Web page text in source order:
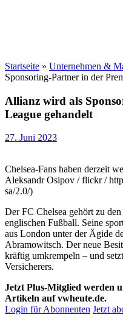
Startseite » Unternehmen &
Sponsoring-Partner in der
Allianz wird als
League gehandelt
27. Juni 2023
Chelsea-Fans haben derzeit
Aleksandr Osipov / flickr /
sa/2.0/)
Der FC Chelsea gehört zu
englischen Fußball. Seine
aus London unter der Ägide
Abramowitsch. Der neue
kräftig umkrempeln – und
Versicherers.
Jetzt Plus-Mitglied werden
Artikeln auf vwheute.de.
Login für Abonnenten Jetzt